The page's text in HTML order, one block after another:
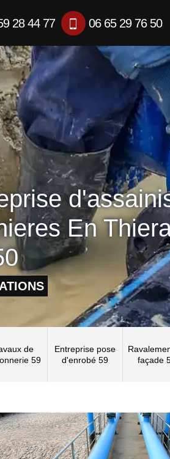
28 44 77 06 65 29 76 50
En
de
59
Entreprise pose
d'enrobé 59
façade